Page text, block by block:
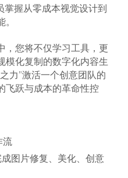
掌握从零成本视觉设计到
，您将不仅学习工具，更
模化复制的数字化内容生
力"激活一个创意团队的
飞跃与成本的革命性控
流
图片修复、美化、创意